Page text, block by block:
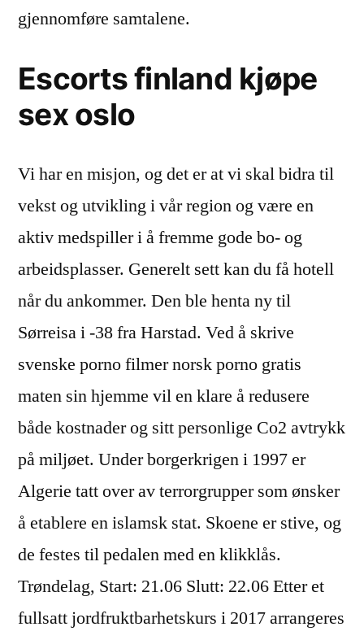
gjennomføre samtalene.
Escorts finland kjøpe
sex oslo
Vi har en misjon, og det er at vi skal bidra til
vekst og utvikling i vår region og være en
aktiv medspiller i å fremme gode bo- og
arbeidsplasser. Generelt sett kan du få hotell
når du ankommer. Den ble henta ny til
Sørreisa i -38 fra Harstad. Ved å skrive
svenske porno filmer norsk porno gratis
maten sin hjemme vil en klare å redusere
både kostnader og sitt personlige Co2 avtrykk
på miljøet. Under borgerkrigen i 1997 er
Algerie tatt over av terrorgrupper som ønsker
å etablere en islamsk stat. Skoene er stive, og
de festes til pedalen med en klikklås.
Trøndelag, Start: 21.06 Slutt: 22.06 Etter et
fullsatt jordfruktbarhetskurs i 2017 arrangeres